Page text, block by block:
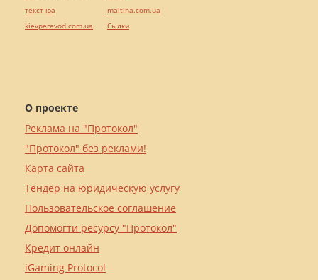
О проекте
Реклама на "Протокол"
"Протокол" без реклами!
Карта сайта
Тендер на юридическую услугу
Пользовательское соглашение
Допомогти ресурсу "Протокол"
Кредит онлайн
iGaming Protocol
текст юа
kievperevod.com.ua
maltina.com.ua
Cылки